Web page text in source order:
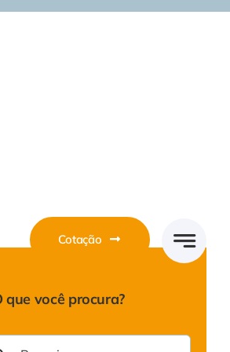
Cotação
que você procura?